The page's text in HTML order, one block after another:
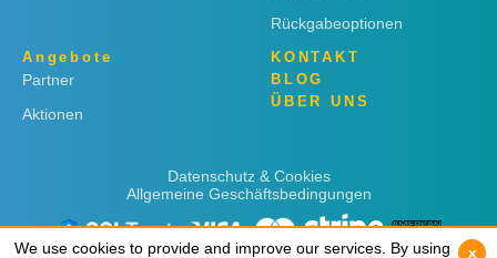
Rückgabeoptionen
Angebote
Partner
Aktionen
KONTAKT
BLOG
ÜBER UNS
Datenschutz & Cookies
Allgemeine Geschäftsbedingungen
We use cookies to provide and improve our services. By using
x
We use cookies to provide and improve our services. By using
x